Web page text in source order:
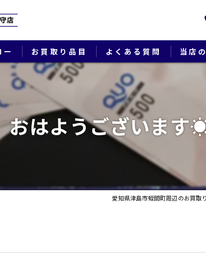
ー お買取り品目 よくある質問 当店
切手
出張
生前整
おはようございます
愛知県津島市蛭間町周辺のお買取